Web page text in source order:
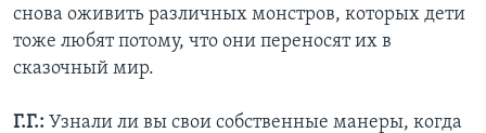
снова оживить различных монстров, которых дети
тоже любят потому, что они переносят их в
сказочный мир.
Г.Г.: Узнали ли вы свои собственные манеры, когда